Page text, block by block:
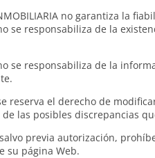
no garantiza la
no se responsabiliza de la
no se responsabiliza de la
se reserva el derecho de
las posibles discrepancias
salvo previa autorización,
su página Web.